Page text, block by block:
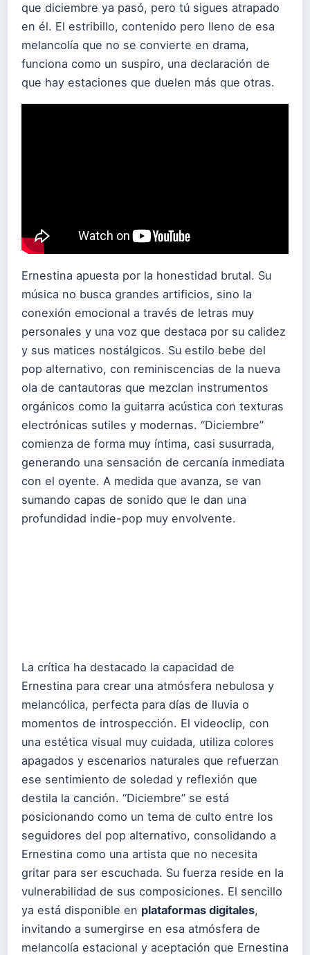
que diciembre ya pasó, pero tú sigues atrapado
en él. El estribillo, contenido pero lleno de esa
melancolía que no se convierte en drama,
funciona como un suspiro, una declaración de
que hay estaciones que duelen más que otras.
Ernestina apuesta por la honestidad brutal. Su
música no busca grandes artificios, sino la
conexión emocional a través de letras muy
personales y una voz que destaca por su calidez
y sus matices nostálgicos. Su estilo bebe del
pop alternativo, con reminiscencias de la nueva
ola de cantautoras que mezclan instrumentos
orgánicos como la guitarra acústica con texturas
electrónicas sutiles y modernas. “Diciembre”
comienza de forma muy íntima, casi susurrada,
generando una sensación de cercanía inmediata
con el oyente. A medida que avanza, se van
sumando capas de sonido que le dan una
profundidad indie-pop muy envolvente.
La crítica ha destacado la capacidad de
Ernestina para crear una atmósfera nebulosa y
melancólica, perfecta para días de lluvia o
momentos de introspección. El videoclip, con
una estética visual muy cuidada, utiliza colores
apagados y escenarios naturales que refuerzan
ese sentimiento de soledad y reflexión que
destila la canción. “Diciembre” se está
posicionando como un tema de culto entre los
seguidores del pop alternativo, consolidando a
Ernestina como una artista que no necesita
gritar para ser escuchada. Su fuerza reside en la
vulnerabilidad de sus composiciones. El sencillo
ya está disponible en plataformas digitales,
invitando a sumergirse en esa atmósfera de
melancolía estacional y aceptación que Ernestina